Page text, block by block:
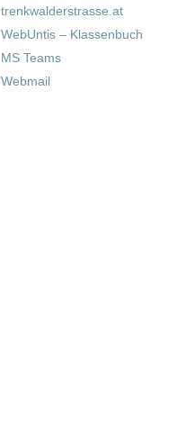
trenkwalderstrasse.at
WebUntis – Klassenbuch
MS Teams
Webmail